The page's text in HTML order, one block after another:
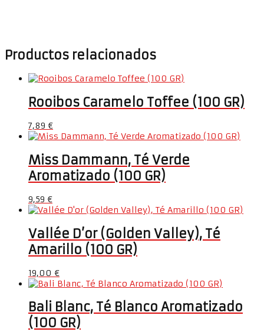
Productos relacionados
Rooibos Caramelo Toffee (100 GR)
7,89€
Miss Dammann, Té Verde
Aromatizado (100 GR)
9,59€
Vallée D’or (Golden Valley), Té
Amarillo (100 GR)
19,00€
Bali Blanc, Té Blanco Aromatizado
(100 GR)